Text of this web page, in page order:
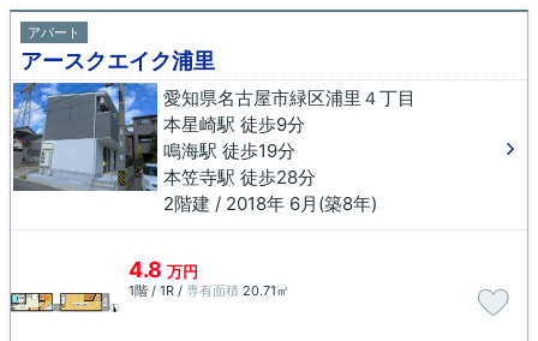
アパート
アースクエイク浦里
愛知県名古屋市緑区浦里４丁目
本星崎駅 徒歩9分
鳴海駅 徒歩19分
本笠寺駅 徒歩28分
2階建 / 2018年 6月(築8年)
4.8 万円
1階 / 1R / 専有面積 20.71㎡